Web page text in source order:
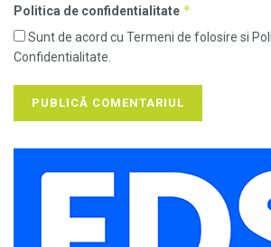
Politica de confidentialitate *
Sunt de acord cu Termeni de folosire si
Confidentialitate.